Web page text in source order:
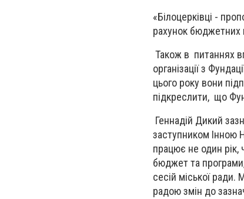
«Білоцерківці -
рахунок бюджетних
Також в питаннях
організації з
цього року вони
підкреслити, що
Геннадій Дикий
заступником Інною
працює не один
бюджет та
сесій міської
радою змін до